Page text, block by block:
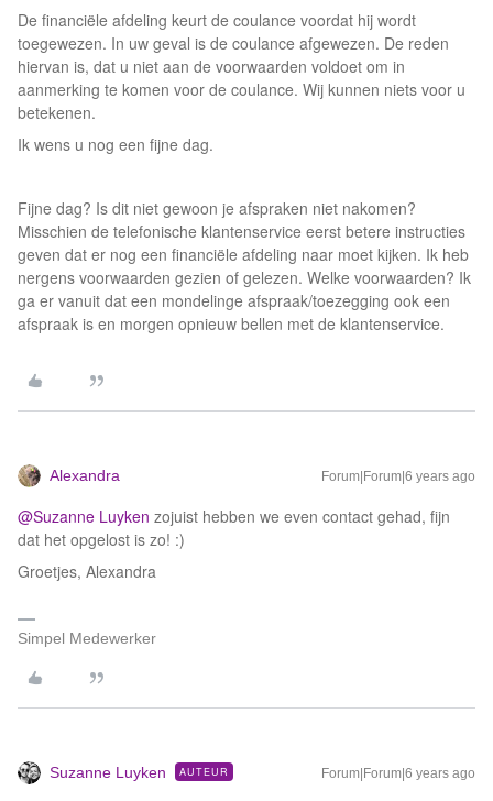
De financiële afdeling keurt de coulance voordat hij wordt
toegewezen. In uw geval is de coulance afgewezen. De reden
hiervan is, dat u niet aan de voorwaarden voldoet om in
aanmerking te komen voor de coulance. Wij kunnen niets voor u
betekenen.
Ik wens u nog een fijne dag.
Fijne dag? Is dit niet gewoon je afspraken niet nakomen?
Misschien de telefonische klantenservice eerst betere instructies
geven dat er nog een financiële afdeling naar moet kijken. Ik heb
nergens voorwaarden gezien of gelezen. Welke voorwaarden? Ik
ga er vanuit dat een mondelinge afspraak/toezegging ook een
afspraak is en morgen opnieuw bellen met de klantenservice.
Alexandra Forum|Forum|6 years ago
@Suzanne Luyken zojuist hebben we even contact gehad, fijn
dat het opgelost is zo! :)
Groetjes, Alexandra
Simpel Medewerker
Suzanne Luyken AUTEUR Forum|Forum|6 years ago